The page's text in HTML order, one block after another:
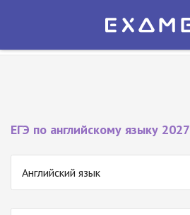
Экзамер — ЕГЭ 2027
ЕГЭ по английскому языку 2027
Английский язык